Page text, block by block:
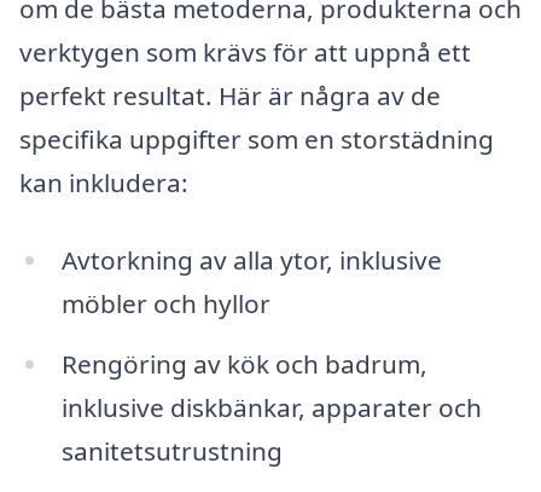
om de bästa metoderna, produkterna och
verktygen som krävs för att uppnå ett
perfekt resultat. Här är några av de
specifika uppgifter som en storstädning
kan inkludera:
Avtorkning av alla ytor, inklusive
möbler och hyllor
Rengöring av kök och badrum,
inklusive diskbänkar, apparater och
sanitetsutrustning